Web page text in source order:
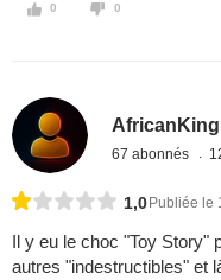
0 0
AfricanKing
67 abonnés
1,0 Publiée le
Il y eu le choc "Toy Story"
autres "indestructibles" et